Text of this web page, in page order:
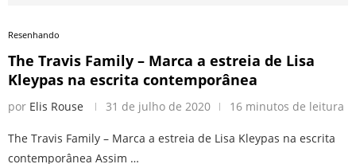
Resenhando
The Travis Family – Marca a estreia de Lisa
Kleypas na escrita contemporânea
por Elis Rouse 31 de julho de 2020 16 minutos de leitura
The Travis Family – Marca a estreia de Lisa Kleypas na escrita
contemporânea Assim …